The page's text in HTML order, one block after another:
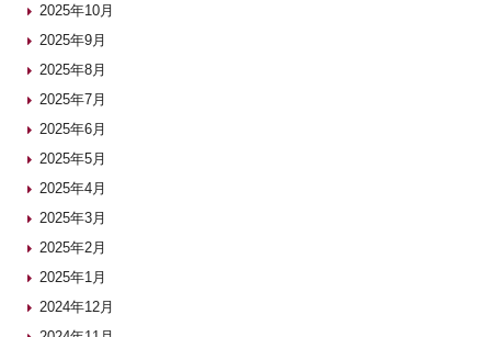
2025年10月
2025年9月
2025年8月
2025年7月
2025年6月
2025年5月
2025年4月
2025年3月
2025年2月
2025年1月
2024年12月